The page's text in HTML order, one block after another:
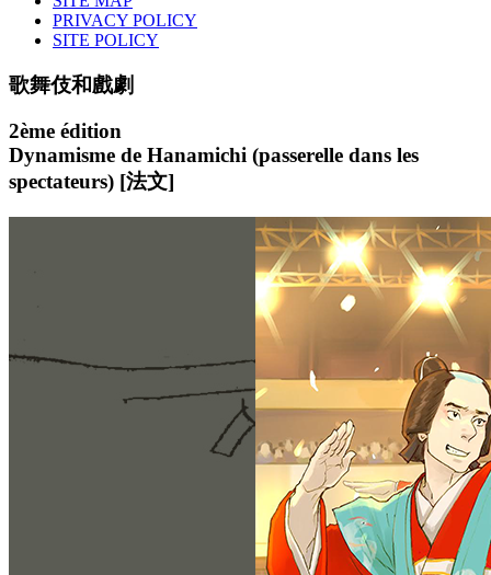
PRIVACY POLICY
SITE POLICY
歌舞伎和戲劇
2ème édition
Dynamisme de Hanamichi (passerelle dans les
spectateurs) [法文]